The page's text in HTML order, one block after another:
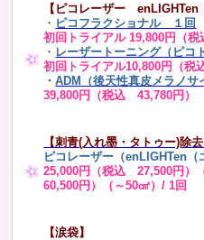
【ピコレーザー enLIGHTen
・ ピコフラクショナル １回
初回トライアル 19,800円（
・ レーザートーニング（ピ
初回トライアル10,800円（税
・ADM（後天性真皮メラノサ
39,800円（税込 43,780円）
【刺青(入れ墨・タトゥー)除去
ピコレーザー（enLIGHTen（
25,000円（税込 27,500円）
60,500円）（～50㎠）/ 1回
【涙袋】